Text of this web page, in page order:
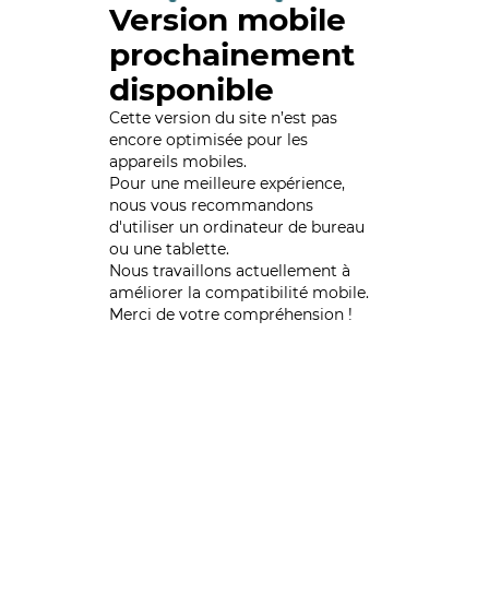
Version mobile
prochainement
disponible
Cette version du site n’est pas
encore optimisée pour les
appareils mobiles.
Pour une meilleure expérience,
nous vous recommandons
d'utiliser un ordinateur de bureau
ou une tablette.
Nous travaillons actuellement à
améliorer la compatibilité mobile.
Merci de votre compréhension !